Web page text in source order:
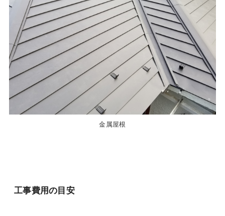
金属屋根
工事費用の目安